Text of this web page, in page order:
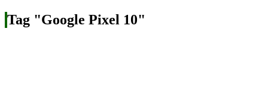
Tag "Google Pixel 10"